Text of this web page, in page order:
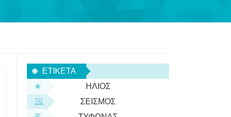
ΕΤΙΚΈΤΑ
ΉΛΙΟΣ
ΣΕΙΣΜΌΣ